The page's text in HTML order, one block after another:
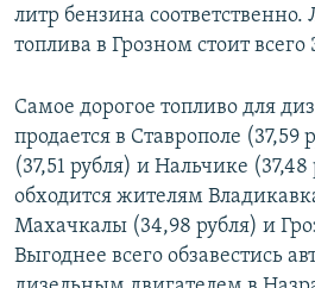
литр бензина
топлива в Грозном стоит всего
Самое дорогое топливо для
продается в Ставрополе (37,59
(37,51 рубля) и Нальчике
обходится жителям
Махачкалы (34,98 рубля) и
Выгоднее всего обзавестись